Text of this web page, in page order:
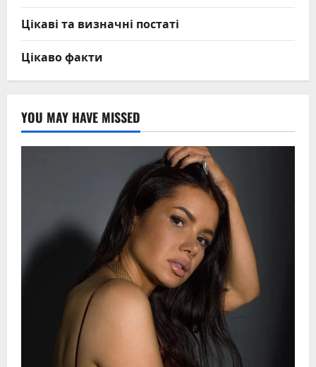
Цікаві та визначні постаті
Цікаво факти
YOU MAY HAVE MISSED